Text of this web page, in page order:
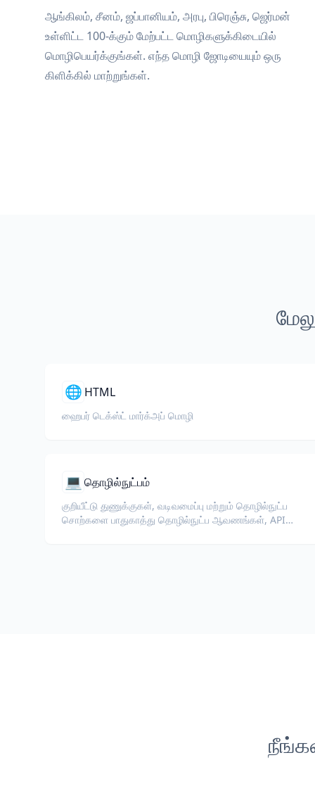
ஆங்கிலம், சீனம், ஜப்பானியம், அரபு, பிரெஞ்சு, ஜெர்மன்
உள்ளிட்ட 100-க்கும் மேற்பட்ட மொழிகளுக்கிடையில்
மொழிபெயர்க்குங்கள். எந்த மொழி ஜோடியையும் ஒரு
கிளிக்கில் மாற்றுங்கள்.
🌐 HTML
ஹைபர் டெக்ஸ்ட் மார்க்அப் மொழி
💻 தொழில்நுட்பம்
குறியீட்டு துணுக்குகள், வடிவமைப்பு மற்றும் தொழில்நுட்ப
சொற்களை பாதுகாத்து தொழில்நுட்ப ஆவணங்கள், API